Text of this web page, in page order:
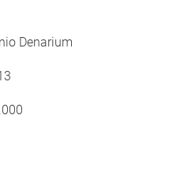
Denarium